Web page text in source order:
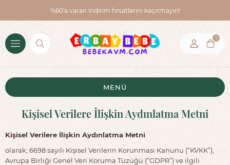
%60'a varan indirim fırsatlarını kaçırmayın!
0
MENÜ
Kişisel Verilere İlişkin Aydınlatma Metni
Kişisel Verilere İlişkin Aydınlatma Metni
olarak; 6698 sayılı Kişisel Verilerin Korunması Kanunu (“KVKK”),
Avrupa Birliği Genel Veri Koruma Tüzüğü (“GDPR”) ve ilgili